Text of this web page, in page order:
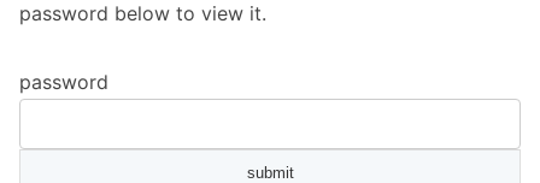
password below to view it.
password